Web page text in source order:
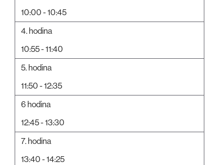
10:00 - 10:45
4. hodina
10:55 - 11:40
5. hodina
11:50 - 12:35
6 hodina
12:45 - 13:30
7. hodina
13:40 - 14:25